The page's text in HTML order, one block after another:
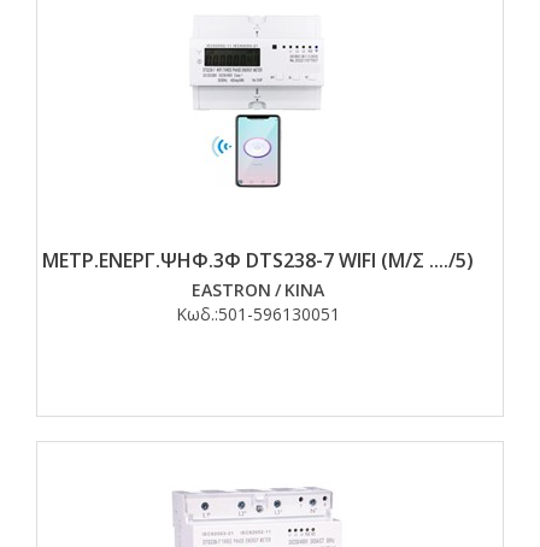
ΜΕΤΡ.ΕΝΕΡΓ.ΨΗΦ.3Φ DTS238-7 WIFI (Μ/Σ ..../5)
EASTRON / ΚΙΝΑ
Κωδ.:501-596130051